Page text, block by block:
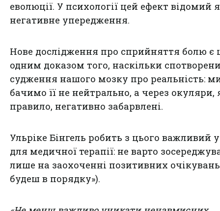
еволюції. У психології цей ефект відомий
негативне упередження.
Нове дослідження про сприйняття болю є
одним доказом того, наскільки
судження нашого мозку про реальність:
бачимо її не нейтрально, а через окуляри,
правило, негативно забарвлені.
Ульріке Бінгель робить з цього важливий
для медичної терапії: не варто
лише на заохоченні позитивних
будеш в порядку»).